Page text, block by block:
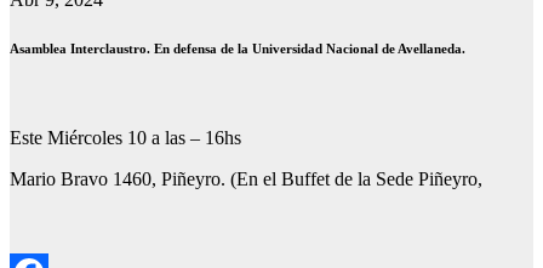
Asamblea Interclaustro. En defensa de la Universidad Nacional de Avellaneda.
Este Miércoles 10 a las – 16hs
Mario Bravo 1460, Piñeyro. (En el Buffet de la Sede Piñeyro,